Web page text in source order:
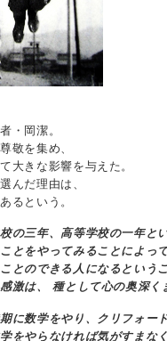
・岡潔。
敬を集め、
大きな影響を与えた。
んだ理由は、
るという。
の三年、高等学校の一年と
とをやってみることによって
とのできる人になるという
激は、 種として心の奥深く
に数学をやり、クリフォー
をやらなければ気がすまなく